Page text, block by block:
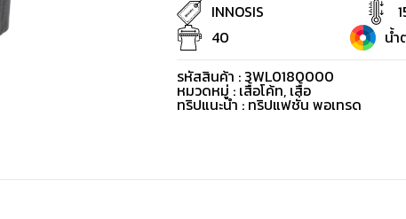
INNOSIS
40
น้ำ
รหัสสินค้า : 3WL0180000
หมวดหมู่ : เสื้อโค้ท, เสื้อ
ทริปแนะนำ : ทริปแฟชั่น พอเทรด